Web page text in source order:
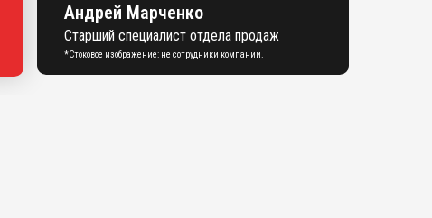
Андрей Марченко
Старший специалист отдела продаж
*Стоковое изображение: не сотрудники компании.